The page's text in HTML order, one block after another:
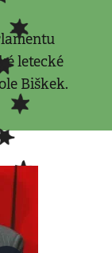
letecké
Biškek.